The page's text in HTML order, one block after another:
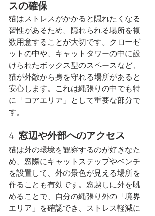
スの確保
猫はストレスがかかると隠れたくなる
習性があるため、隠れられる場所を複
数用意することが大切です。クローゼ
ットの中や、キャットタワーの中に設
けられたボックス型のスペースなど、
猫が外敵から身を守れる場所があると
安心します。これは縄張りの中でも特
に「コアエリア」として重要な部分で
す​。
4. 窓辺や外部へのアクセス
猫は外の環境を観察するのが好きなた
め、窓際にキャットステップやベンチ
を設置して、外の景色が見える場所を
作ることも有効です。窓越しに外を眺
めることで、自分の縄張り外の「境界
エリア」を確認でき、ストレス軽減に